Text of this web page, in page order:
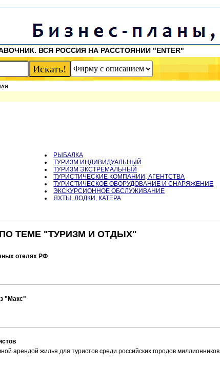
ВСЯ РОССИЯ НА РАССТОЯНИИ "ENTER"
РЫБАЛКА
ТУРИЗМ ИНДИВИДУАЛЬНЫЙ
ТУРИЗМ ЭКСТРЕМАЛЬНЫЙ
ТУРИСТИЧЕСКИЕ КОМПАНИИ, АГЕНТСТВА
ТУРИСТИЧЕСКОЕ ОБОРУДОВАНИЕ И СНАРЯЖЕНИЕ
ЭКСКУРСИОННОЕ ОБСЛУЖИВАНИЕ
ЯХТЫ, ЛОДКИ, КАТЕРА
ТЕМЕ "ТУРИЗМ И ОТДЫХ"
отелях РФ
"Макс"
арендой жилья для туристов среди российских городов миллионников